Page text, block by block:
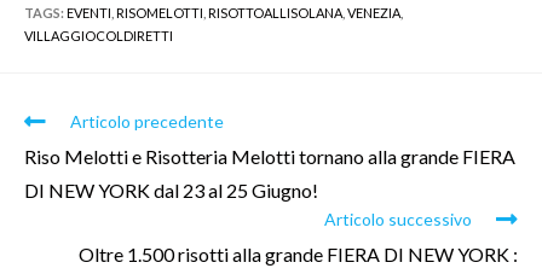
TAGS: EVENTI RISOMELOTTI RISOTTOALLISOLANA VENEZIA
VILLAGGIOCOLDIRETTI
Articolo precedente
Riso Melotti e Risotteria Melotti tornano alla grande FIERA
DI NEW YORK dal 23 al 25 Giugno!
Articolo successivo
Oltre 1.500 risotti alla grande FIERA DI NEW YORK :